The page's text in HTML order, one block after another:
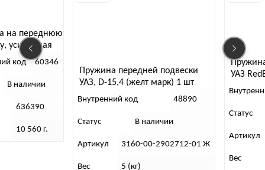
переднюю
(2шт)
60346
наличии
636390
10 560 г.
Пружина передней подвески
УАЗ, D-15,4 (желт марк) 1 шт
Внутренний код 48890
Статус В наличии
Артикул 3160-00-2902712-01 Ж
5 (кг)
Пружина
УАЗ
Внутренний
Статус
Артикул